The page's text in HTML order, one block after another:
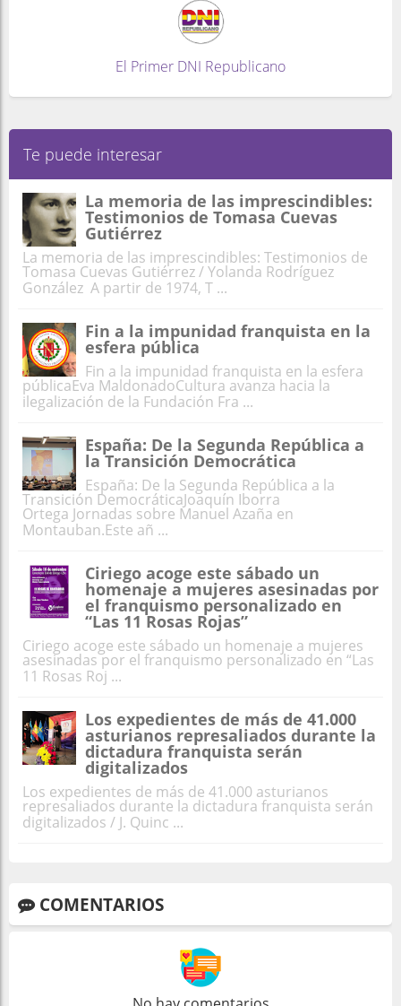
El Primer DNI Republicano
Te puede interesar
La memoria de las imprescindibles:
Testimonios de Tomasa Cuevas
Gutiérrez
La memoria de las imprescindibles: Testimonios de
Tomasa Cuevas Gutiérrez / Yolanda Rodríguez
González A partir de 1974, T ...
Fin a la impunidad franquista en la
esfera pública
Fin a la impunidad franquista en la esfera
públicaEva MaldonadoCultura avanza hacia la
ilegalización de la Fundación Fra ...
España: De la Segunda República a
la Transición Democrática
España: De la Segunda República a la
Transición DemocráticaJoaquín Iborra
Ortega Jornadas sobre Manuel Azaña en
Montauban.Este añ ...
Ciriego acoge este sábado un
homenaje a mujeres asesinadas por
el franquismo personalizado en
“Las 11 Rosas Rojas”
Ciriego acoge este sábado un homenaje a mujeres
asesinadas por el franquismo personalizado en “Las
11 Rosas Roj ...
Los expedientes de más de 41.000
asturianos represaliados durante la
dictadura franquista serán
digitalizados
Los expedientes de más de 41.000 asturianos
represaliados durante la dictadura franquista serán
digitalizados / J. Quinc ...
COMENTARIOS